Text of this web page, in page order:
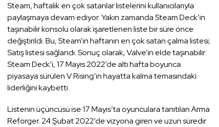
Steam, haftalık en çok satanlar listelerini kullanıcılarıyla
paylaşmaya devam ediyor. Yakın zamanda Steam Deck’in
taşınabilir konsolu olarak işaretlenen liste bir süre önce
değiştirildi. Bu, Steam’in haftanın en çok satan çalma listesi;
Satış listesi sağlandı. Sonuç olarak, Valve’in elde taşınabilir
Steam Deck’i, 17 Mayıs 2022’de altı hafta boyunca
piyasaya sürülen V Rising’in hayatta kalma temasındaki
liderliğini kaybetti.
Listenin üçüncüsü ise 17 Mayıs’ta oyunculara tanıtılan Arma
Reforger. 24 Şubat 2022’de vizyona giren ve uzun süredir